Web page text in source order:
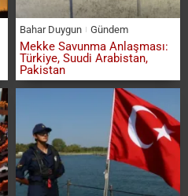
Bahar Duygun Gündem
Mekke Savunma Anlaşması:
Türkiye, Suudi Arabistan,
Pakistan